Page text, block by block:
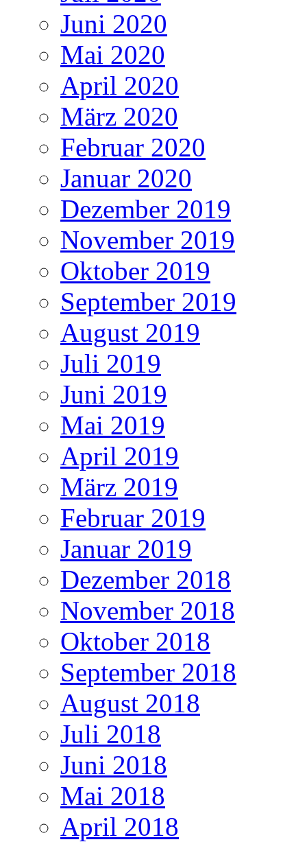
Juni 2020
Mai 2020
April 2020
März 2020
Februar 2020
Januar 2020
Dezember 2019
November 2019
Oktober 2019
September 2019
August 2019
Juli 2019
Juni 2019
Mai 2019
April 2019
März 2019
Februar 2019
Januar 2019
Dezember 2018
November 2018
Oktober 2018
September 2018
August 2018
Juli 2018
Juni 2018
Mai 2018
April 2018